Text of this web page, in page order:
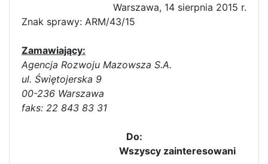
Warszawa, 14 sierpnia 2015 r.
Znak sprawy: ARM/43/15
Zamawiający:
Agencja Rozwoju Mazowsza S.A.
ul. Świętojerska 9
00-236 Warszawa
faks: 22 843 83 31
Do:
Wszyscy zainteresowani